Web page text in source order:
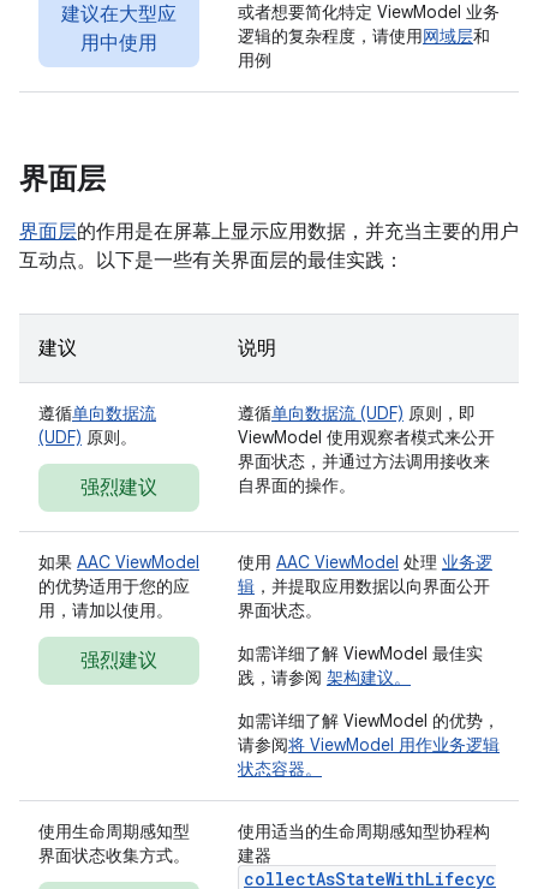
建议在大型应
用中使用
或者想要简化特定 ViewModel 业务
逻辑的复杂程度，请使用网域层和
用例
界面层
界面层的作用是在屏幕上显示应用数据，并充当主要的用户
互动点。以下是一些有关界面层的最佳实践：
建议 说明
遵循单向数据流
(UDF) 原则。
强烈建议
遵循单向数据流 (UDF) 原则，即
ViewModel 使用观察者模式来公开
界面状态，并通过方法调用接收来
自界面的操作。
如果 AAC ViewModel
的优势适用于您的应
用，请加以使用。
强烈建议
使用 AAC ViewModel 处理 业务逻
辑 ，并提取应用数据以向界面公开
界面状态。
如需详细了解 ViewModel 最佳实
践，请参阅 架构建议。
如需详细了解 ViewModel 的优势，
请参阅将 ViewModel 用作业务逻辑
状态容器。
使用生命周期感知型
界面状态收集方式。
使用适当的生命周期感知型协程构
建器
collectAsStateWithLifecyc